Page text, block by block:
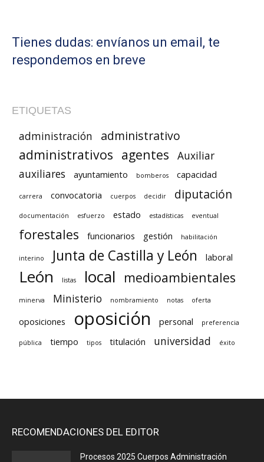
Tienes dudas: envíanos un email, te
respondemos en breve
ETIQUETAS
administración administrativo
administrativos agentes
Auxiliar
auxiliares
ayuntamiento bomberos capacidad
carrera convocatoria cuerpos decidir diputación
documentación esfuerzo estado estadísticas eventual
forestales funcionarios gestión habilitación
interino Junta de Castilla y León laboral
León listas local medioambientales
minerva Ministerio nombramiento notas oferta
oposiciones oposición personal preferencia
pública tiempo tipos titulación universidad éxito
RECOMENDACIONES DEL EDITOR
Procesos 2025 Cuerpos Administración